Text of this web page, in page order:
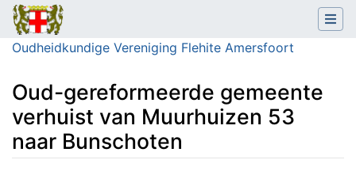
Oudheidkundige Vereniging Flehite Amersfoort
Oud-gereformeerde gemeente
verhuist van Muurhuizen 53
naar Bunschoten